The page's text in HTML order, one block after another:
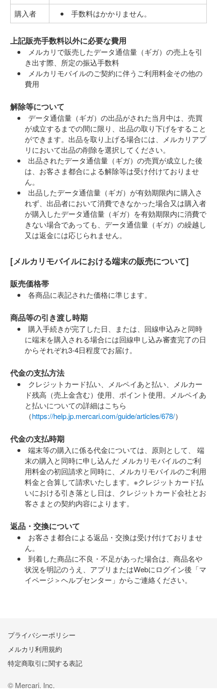
購入者
手数料はかかりません。
上記販売手数料以外に必要な費用
メルカリで販売したデータ通信量（ギガ）の売上を引
き出す際、所定の振込手数料
メルカリモバイルのご契約に伴うご利用料金その他の
費用
解除等について
データ通信量（ギガ）の出品がされた当月中は、売買
が成立するまでの間に限り、出品の取り下げをすること
ができます。出品を取り上げる場合には、メルカリアプ
リにおいて出品の削除を選択してください。
出品されたデータ通信量（ギガ）の売買が成立した後
は、お客さま都合による解除等は受け付けておりませ
ん。
出品したデータ通信量（ギガ）が有効期限内に購入さ
れず、出品者において消費できなかった場合又は購入者
が購入したデータ通信量（ギガ）を有効期限内に消費で
きない場合であっても、データ通信量（ギガ）の繰越し
又は返金には応じられません。
[メルカリモバイルにおける端末の販売について]
販売価格帯
各商品に表記された価格に準じます。
商品等の引き渡し時期
購入手続きが完了した日、または、回線申込みと同時
に端末を購入される場合には回線申し込み審査完了の日
からそれぞれ3-4日程度でお届け。
代金の支払方法
クレジットカード払い、メルペイあと払い、メルカー
ド残高（売上金含む）使用、ポイント使用。メルペイあ
と払いについての詳細はこちら
（https://help.jp.mercari.com/guide/articles/678/）
代金の支払時期
端末等の購入に係る代金については、原則として、 端
末の購入と同時に申し込んだ メルカリモバイルのご利
用料金の初回請求と同時に、メルカリモバイルのご利用
料金と合算して請求いたします。※クレジットカード払
いにおける引き落とし日は、クレジットカード会社とお
客さまとの契約内容によります。
返品・交換について
お客さま都合による返品・交換は受け付けておりませ
ん。
到着した商品に不良・不足があった場合は、商品名や
状況を明記のうえ、アプリまたはWebにログイン後「マ
イページ＞ヘルプセンター」からご連絡ください。
プライバシーポリシー
メルカリ利用規約
特定商取引に関する表記
© Mercari, Inc.